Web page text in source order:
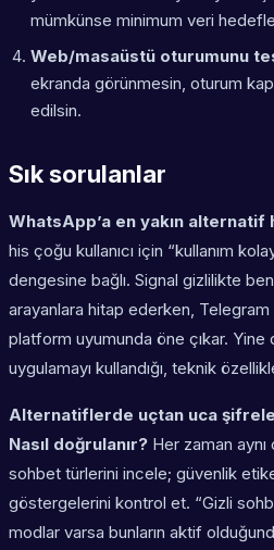
mümkünse minimum veri
Web/masaüstü oturumunu
ekranda görünmesin, oturum
edilsin.
Sık sorulanlar
WhatsApp’a en yakın alternatif
his çoğu kullanıcı için “kullanım
dengesine bağlı. Signal gizlilikte
arayanlara hitap ederken, Telegram
platform uyumunda öne çıkar. Yine
uygulamayı kullandığı, teknik
Alternatiflerde uçtan uca
Nasıl doğrulanır? Her zaman
sohbet türlerini incele; güvenlik
göstergelerini kontrol et. “Gizli
modlar varsa bunların aktif